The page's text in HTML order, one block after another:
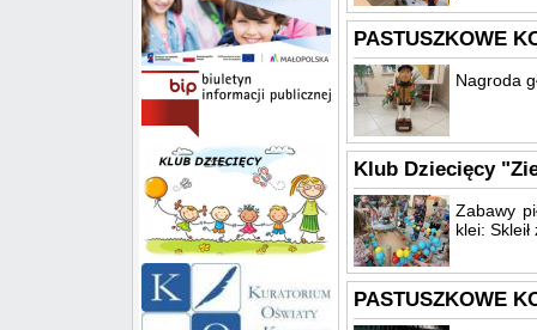
PASTUSZKOWE
Nagroda
Klub Dziecięcy
Zabawy
klei:
PASTUSZKOWE